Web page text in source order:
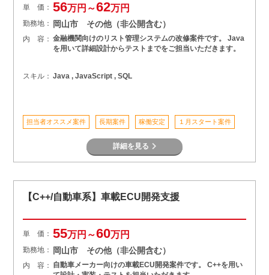
単 価： 56万円～62万円
勤務地： 岡山市 その他（非公開含む）
内 容： 金融機関向けのリスト管理システムの改修案件です。 Java
を用いて詳細設計からテストまでをご担当いただきます。
スキル： Java , JavaScript , SQL
担当者オススメ案件 長期案件 稼働安定 １月スタート案件
詳細を見る
【C++/自動車系】車載ECU開発支援
単 価： 55万円～60万円
勤務地： 岡山市 その他（非公開含む）
内 容： 自動車メーカー向けの車載ECU開発案件です。 C++を用い